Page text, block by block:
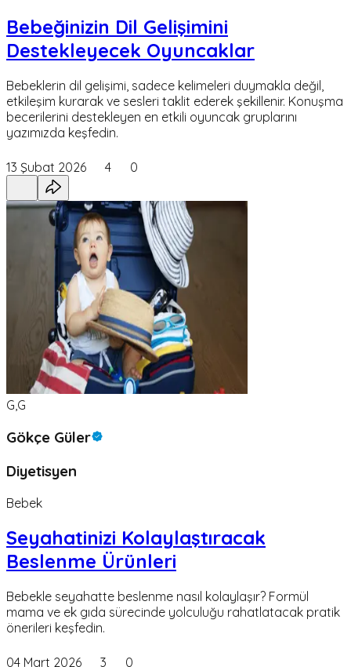
Bebeğinizin Dil Gelişimini
Destekleyecek Oyuncaklar
Bebeklerin dil gelişimi, sadece kelimeleri duymakla değil,
etkileşim kurarak ve sesleri taklit ederek şekillenir. Konuşma
becerilerini destekleyen en etkili oyuncak gruplarını
yazımızda keşfedin.
13 Şubat 2026 4 0
G,G
Gökçe Güler
Diyetisyen
Bebek
Seyahatinizi Kolaylaştıracak
Beslenme Ürünleri
Bebekle seyahatte beslenme nasıl kolaylaşır? Formül
mama ve ek gıda sürecinde yolculuğu rahatlatacak pratik
önerileri keşfedin.
04 Mart 2026 3 0